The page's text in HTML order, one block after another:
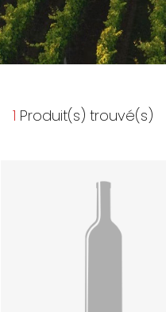
1 Produit(s) trouvé(s)